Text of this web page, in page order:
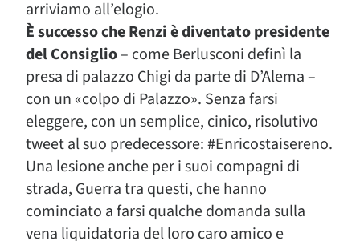
arriviamo all’elogio.
È successo che Renzi è diventato presidente
del Consiglio– come Berlusconi definì la
presa di palazzo Chigi da parte di D’Alema –
con un «colpo di Palazzo». Senza farsi
eleggere, con un semplice, cinico, risolutivo
tweet al suo predecessore: #Enricostaisereno.
Una lesione anche per i suoi compagni di
strada, Guerra tra questi, che hanno
cominciato a farsi qualche domanda sulla
vena liquidatoria del loro caro amico e